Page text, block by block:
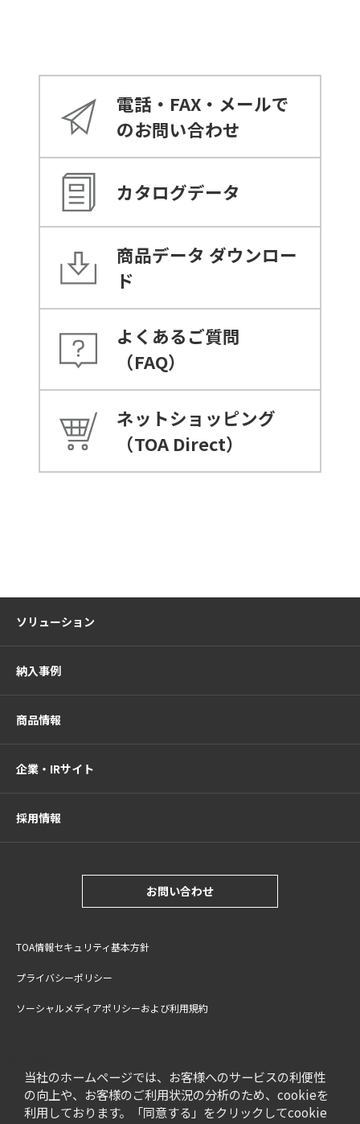
当社のホームページでは、お客様へのサービスの利便性
の向上や、お客様のご利用状況の分析のため、cookieを
利用しております。「同意する」をクリックしてcookie
電話・FAX・メールで
のお問い合わせ
カタログデータ
商品データ ダウンロー
ド
よくあるご質問
（FAQ）
ネットショッピング
（TOA Direct）
ソリューション
納入事例
商品情報
企業・IRサイト
採用情報
お問い合わせ
TOA情報セキュリティ基本方針
プライバシーポリシー
ソーシャルメディアポリシーおよび利用規約
特定商取引法に基づく表記